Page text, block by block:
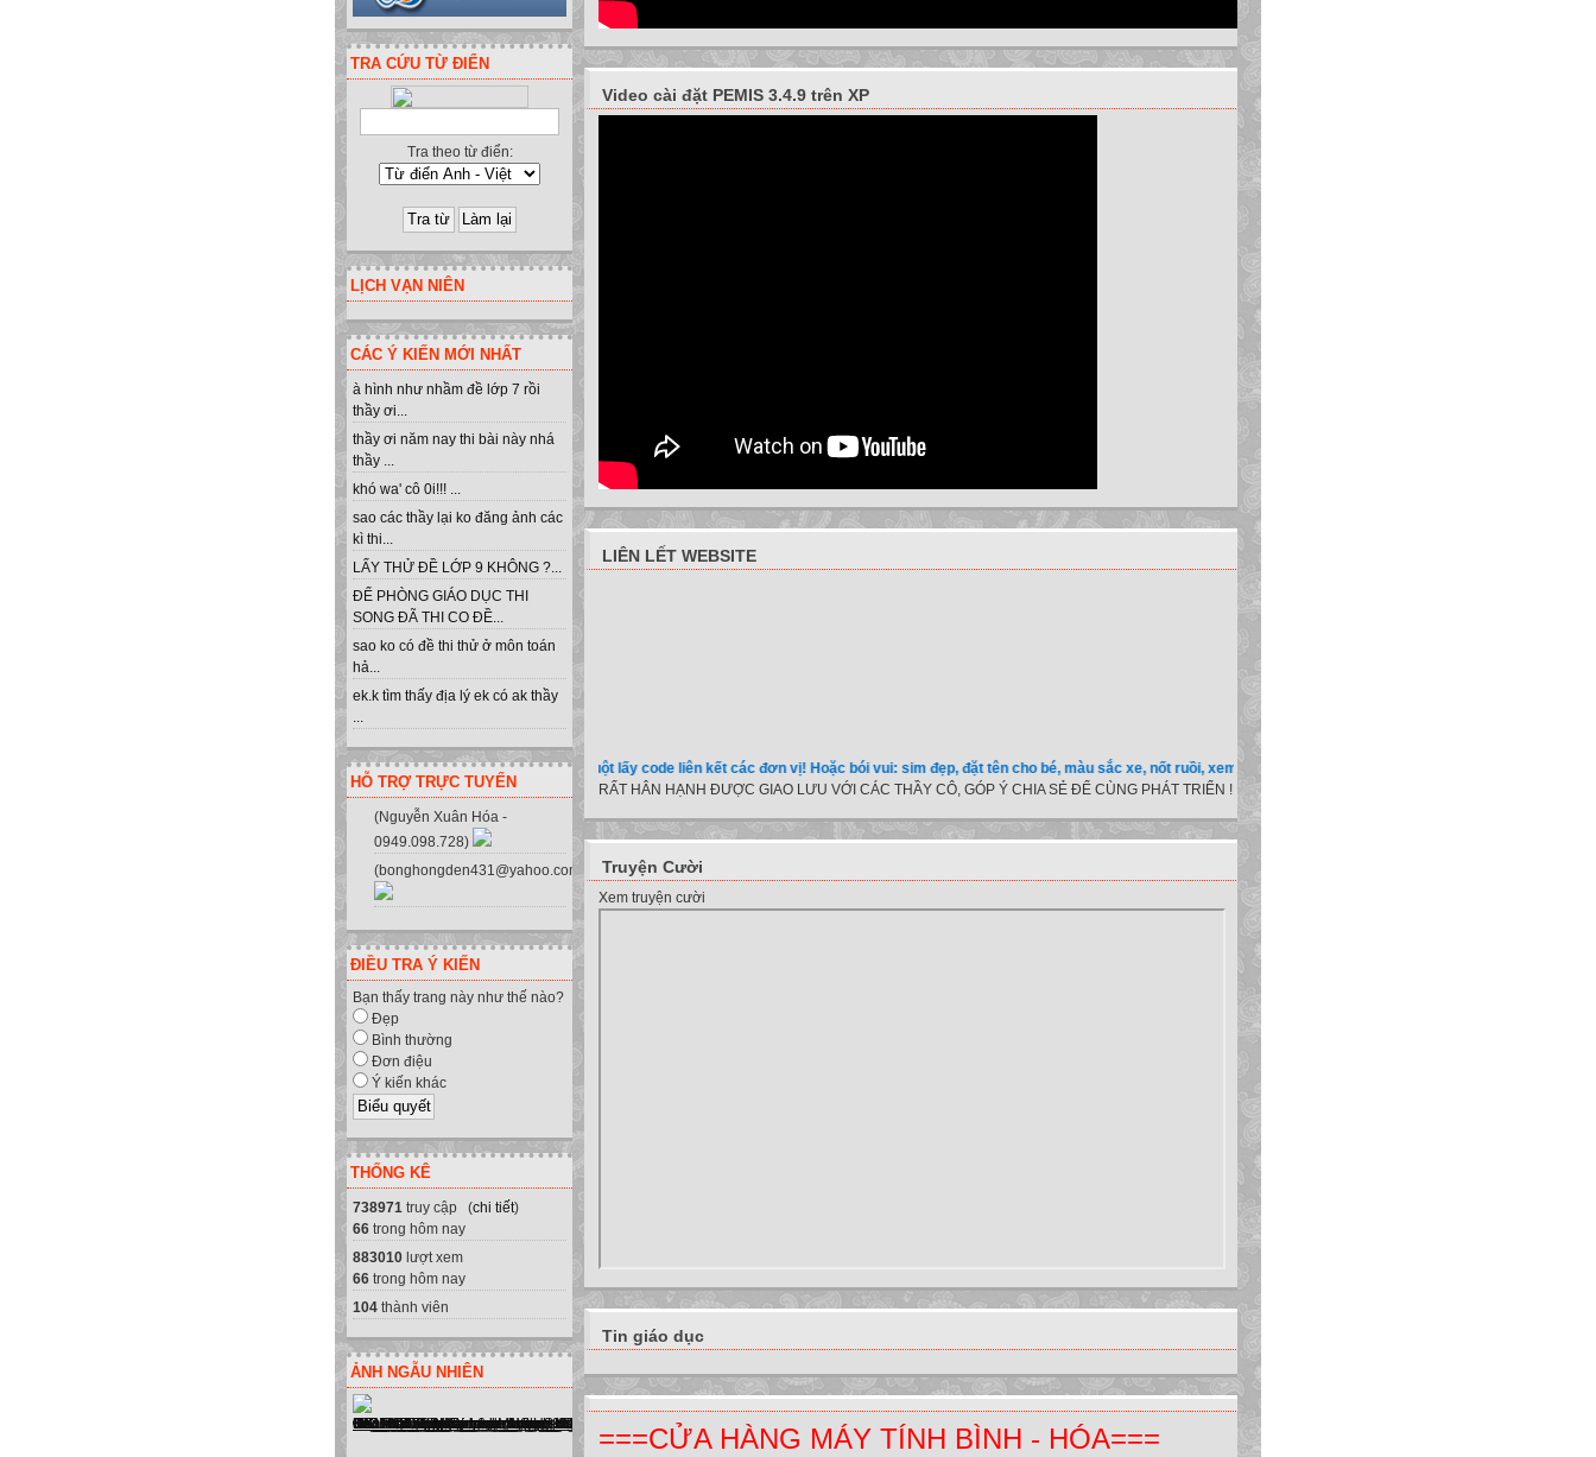
TRA CỨU TỪ ĐIỂN
Tra theo từ điển:
LỊCH VẠN NIÊN
CÁC Ý KIẾN MỚI NHẤT
à hình như nhầm đề lớp 7 rồi
thầy ơi...
thầy ơi năm nay thi bài này nhá
thầy ...
khó wa' cô 0i!!! ...
sao các thầy lại ko đăng ảnh các
kì thi...
LẤY THỬ ĐỀ LỚP 9 KHÔNG ?...
ĐỂ PHÒNG GIÁO DỤC THI
SONG ĐÃ THI CO ĐỀ...
sao ko có đề thi thử ở môn toán
hả...
ek.k tìm thấy địa lý ek có ak thầy
...
HỖ TRỢ TRỰC TUYẾN
(Nguyễn Xuân Hóa -
0949.098.728)
(bonghongden431@yahoo.com.vn)
ĐIỀU TRA Ý KIẾN
Bạn thấy trang này như thế nào?
Đẹp
Bình thường
Đơn điệu
Ý kiến khác
THỐNG KÊ
738971 truy cập (chi tiết)
66 trong hôm nay
883010 lượt xem
66 trong hôm nay
104 thành viên
ẢNH NGẪU NHIÊN
Video cài đặt PEMIS 3.4.9 trên XP
LIÊN LẾT WEBSITE
Clik chuột lấy code liên kết các đơn vị! Hoặc bói vui: sim đẹp, đặt tên cho bé, màu sắc xe, nốt ruồi, xem tuổi.v.v.v )
RẤT HÂN HẠNH ĐƯỢC GIAO LƯU VỚI CÁC THẦY CÔ, GÓP Ý CHIA SẺ ĐỂ CÙNG PHÁT TRIỂN !
Truyện Cười
Xem truyện cười
Tin giáo dục
===CỬA HÀNG MÁY TÍNH BÌNH - HÓA===